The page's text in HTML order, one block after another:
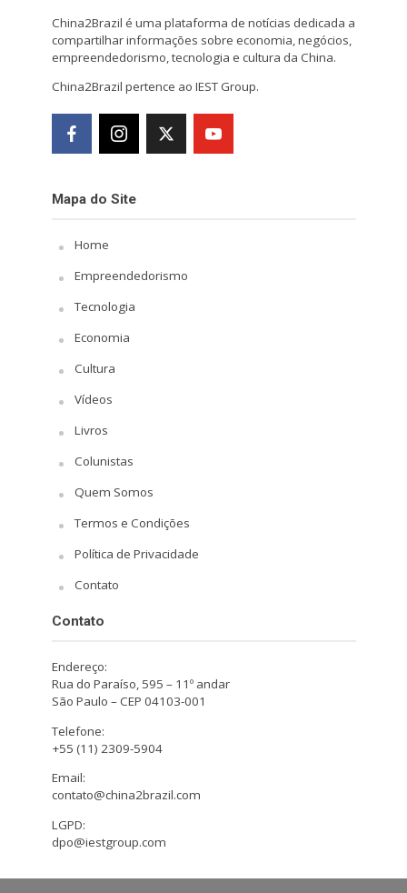
China2Brazil é uma plataforma de notícias dedicada a
compartilhar informações sobre economia, negócios,
empreendedorismo, tecnologia e cultura da China.
China2Brazil pertence ao IEST Group.
Mapa do Site
Home
Empreendedorismo
Tecnologia
Economia
Cultura
Vídeos
Livros
Colunistas
Quem Somos
Termos e Condições
Política de Privacidade
Contato
Contato
Endereço:
Rua do Paraíso, 595 – 11º andar
São Paulo – CEP 04103-001
Telefone:
+55 (11) 2309-5904
Email:
contato@china2brazil.com
LGPD:
dpo@iestgroup.com